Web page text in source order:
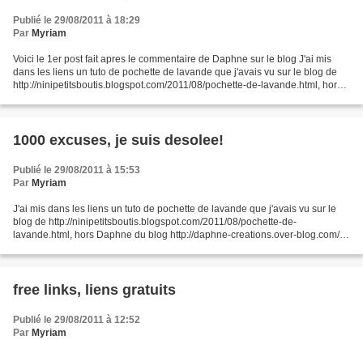
Publié le 29/08/2011 à 18:29
Par Myriam
Voici le 1er post fait apres le commentaire de Daphne sur le blog J'ai mis
dans les liens un tuto de pochette de lavande que j'avais vu sur le blog de
http://ninipetitsboutis.blogspot.com/2011/08/pochette-de-lavande.html, hors
1000 excuses, je suis desolee!
Publié le 29/08/2011 à 15:53
Par Myriam
J'ai mis dans les liens un tuto de pochette de lavande que j'avais vu sur le
blog de http://ninipetitsboutis.blogspot.com/2011/08/pochette-de-
lavande.html, hors Daphne du blog http://daphne-creations.over-blog.com/
free links, liens gratuits
Publié le 29/08/2011 à 12:52
Par Myriam